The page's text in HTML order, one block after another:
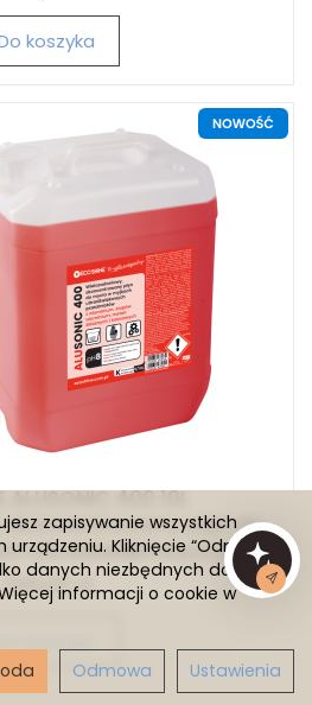
koszyka
ALUSONIC 400 10L
płyn do
ultradźwiękowych p...
249,00 zł
zapisywanie wszystkich
Kliknięcie “Odmowa”
danych niezbędnych do
informacji o cookie w
Ustawienia
Odmowa